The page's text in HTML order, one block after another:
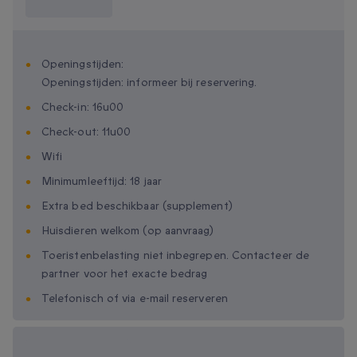
Openingstijden:
Openingstijden: informeer bij reservering.
Check-in: 16u00
Check-out: 11u00
Wifi
Minimumleeftijd: 18 jaar
Extra bed beschikbaar (supplement)
Huisdieren welkom (op aanvraag)
Toeristenbelasting niet inbegrepen. Contacteer de
partner voor het exacte bedrag
Telefonisch of via e-mail reserveren